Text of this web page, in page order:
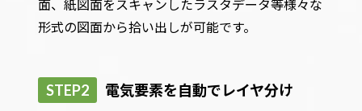
面、紙図面をスキャンしたラスタデータ等様々な
形式の図面から拾い出しが可能です。
STEP2 電気要素を自動でレイヤ分け